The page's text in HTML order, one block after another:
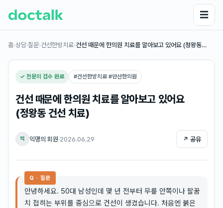
☰
홈›상담·질문›건선한방치료›건선 때문에 한의원 치료를 알아보고 있어요 (정왕동…
✓ 전문의 검수 완료 #건선한방치료 #안산한의원
건선 때문에 한의원 치료를 알아보고 있어요
(정왕동 건선 치료)
익 익명의 회원·2026.06.29 ↗ 공유
Q · 질문
안녕하세요. 50대 남성인데 몇 년 전부터 무릎 안쪽이나 팔꿈
치 접히는 부위를 중심으로 건선이 생겼습니다. 처음엔 붉은